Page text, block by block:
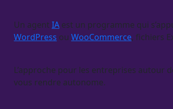
Un agent IA est un programme qui
WordPress ou WooCommerce, fichiers
L’approche pour les entreprises autour
vous rendre autonome.